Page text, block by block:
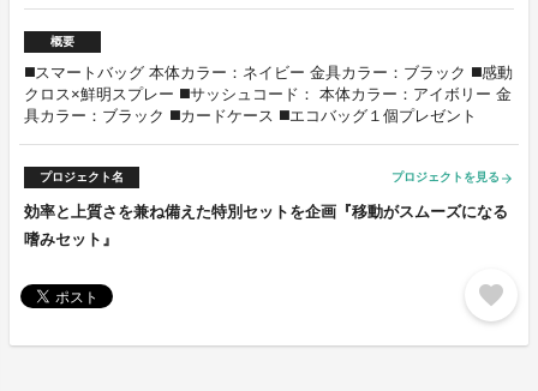
概要
◼️スマートバッグ 本体カラー：ネイビー 金具カラー：ブラック ◼️感動
クロス×鮮明スプレー ◼️サッシュコード： 本体カラー：アイボリー 金
具カラー：ブラック ◼️カードケース ◼️エコバッグ１個プレゼント
プロジェクト名 プロジェクトを見る arrow_forward
効率と上質さを兼ね備えた特別セットを企画『移動がスムーズになる
嗜みセット』
favorite